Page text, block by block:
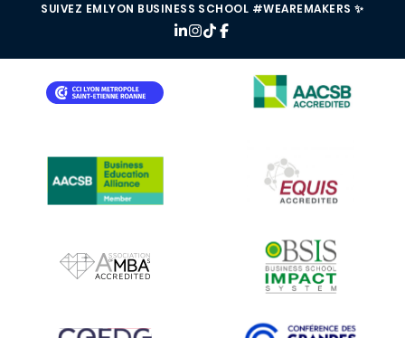
SUIVEZ EMLYON BUSINESS SCHOOL #WEAREMAKERS ✨
IMAGE
IMAGE
IMAGE
IMAGE